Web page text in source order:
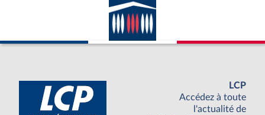
LCP
Accédez à toute
l'actualité de